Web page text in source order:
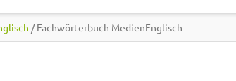
/ Fachwörterbuch MedienEnglisch